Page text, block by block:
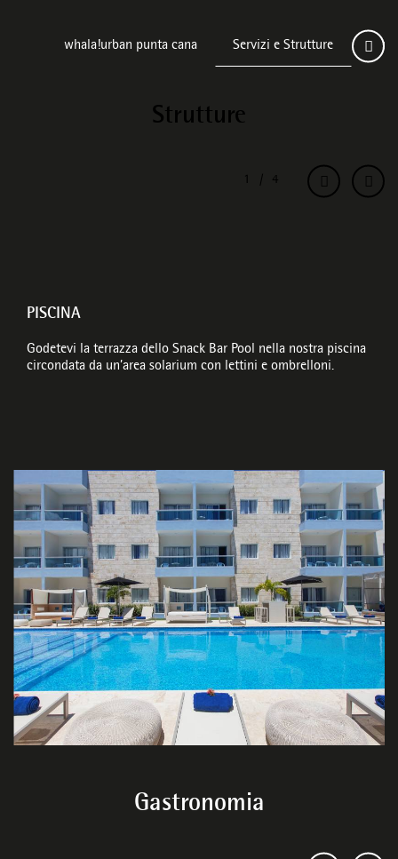
whala!urban punta cana Servizi e Strutture
Strutture
PISCINA
Godetevi la terrazza dello Snack Bar Pool nella nostra piscina
circondata da un’area solarium con lettini e ombrelloni.
Gastronomia